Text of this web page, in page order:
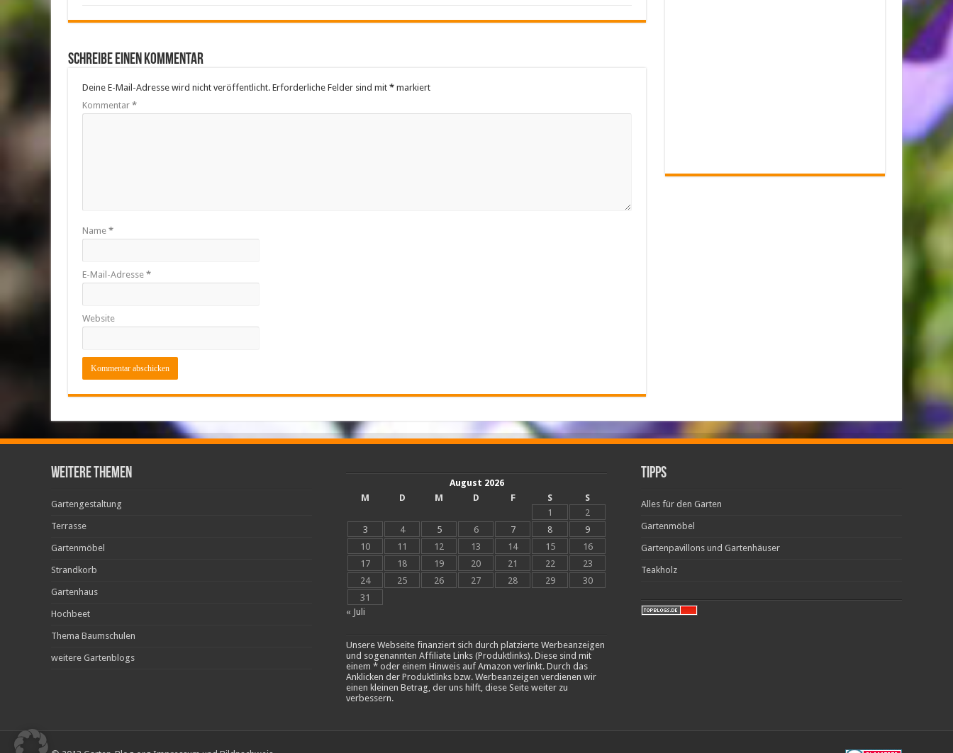
Schreibe einen Kommentar
Deine E-Mail-Adresse wird nicht veröffentlicht. Erforderliche Felder sind mit * markiert
Kommentar *
Name *
E-Mail-Adresse *
Website
weitere Themen
Gartengestaltung
Terrasse
Gartenmöbel
Strandkorb
Gartenhaus
Hochbeet
Thema Baumschulen
weitere Gartenblogs
August 2026
M
D M D F S
S
1
2
3
4 5 6 7 8
9
10
11 12 13 14 15
16
17
18 19 20 21 22
23
24
25 26 27 28 29
30
31
« Juli
Unsere Webseite finanziert sich durch platzierte Werbeanzeigen
und sogenannten Affiliate Links (Produktlinks). Diese sind mit
einem * oder einem Hinweis auf Amazon verlinkt. Durch das
Anklicken der Produktlinks bzw. Werbeanzeigen verdienen wir
einen kleinen Betrag, der uns hilft, diese Seite weiter zu
verbessern.
Tipps
Alles für den Garten
Gartenmöbel
Gartenpavillons und Gartenhäuser
Teakholz